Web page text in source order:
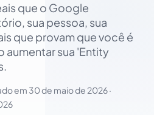
que o Google
sua pessoa, sua
que provam que você é
aumentar sua 'Entity
em 30 de maio de 2026·